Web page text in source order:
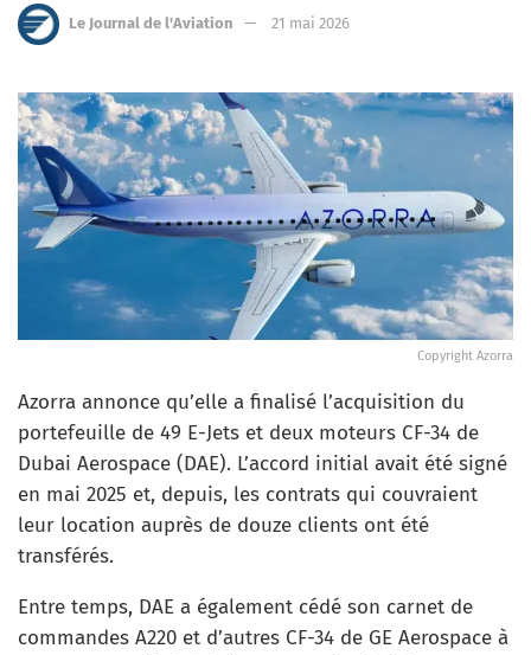
Le Journal de l'Aviation 21 mai 2026
Copyright Azorra
Azorra annonce qu’elle a finalisé l’acquisition du
portefeuille de 49 E-Jets et deux moteurs CF-34 de
Dubai Aerospace (DAE). L’accord initial avait été signé
en mai 2025 et, depuis, les contrats qui couvraient
leur location auprès de douze clients ont été
transférés.
Entre temps, DAE a également cédé son carnet de
commandes A220 et d’autres CF-34 de GE Aerospace à